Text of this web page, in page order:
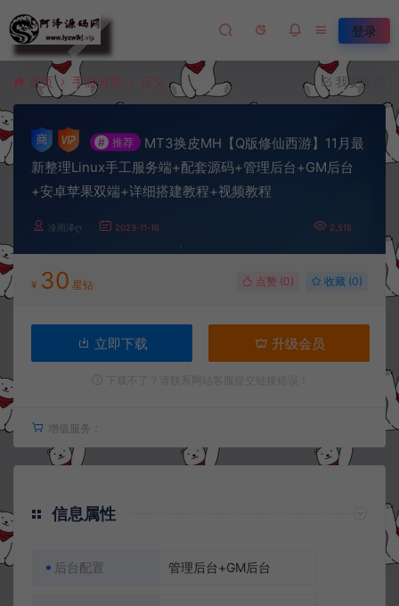
登录
首页 手游资源 正文 我要投稿
# 推荐
MT3换皮MH【Q版修仙西游】11月最
新整理Linux手工服务端+配套源码+管理后台+GM后台
+安卓苹果双端+详细搭建教程+视频教程
冷雨泽ღ 2023-11-16 2,515
¥ 30 星钻 点赞 (0) 收藏 (0)
立即下载 升级会员
增值服务：
信息属性
后台配置 管理后台+GM后台